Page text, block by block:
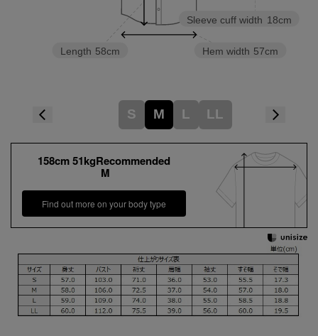
Hem width 57cm
Sleeve cuff width 18cm
Length 58cm
S M L LL
158cm 51kgRecommended
M
Find out more on your body type